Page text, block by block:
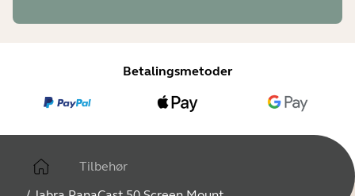
Betalingsmetoder
Tilbehør